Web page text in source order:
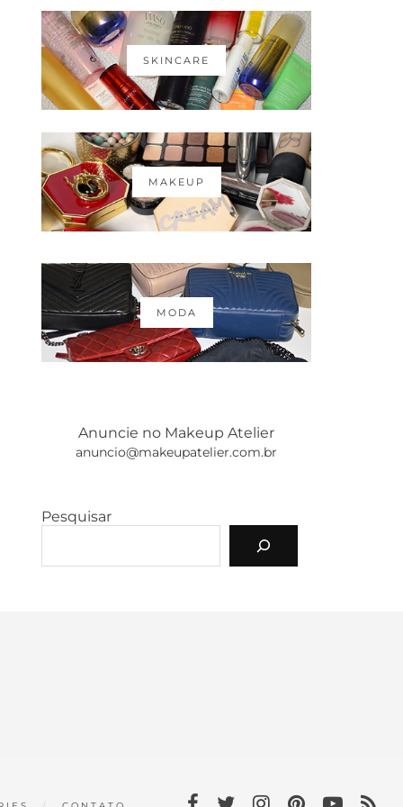
SKINCARE
MAKEUP
MODA
Anuncie no Makeup Atelier
anuncio@makeupatelier.com.br
Pesquisar